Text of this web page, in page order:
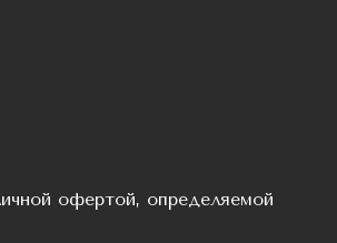
офертой, определяемой